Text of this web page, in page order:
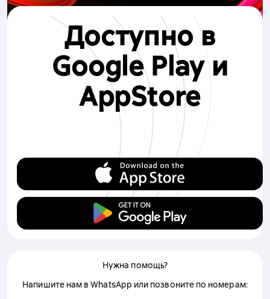
Доступно в
Google Play и
AppStore
Нужна помощь?
Напишите нам в WhatsApp или позвоните по номерам: